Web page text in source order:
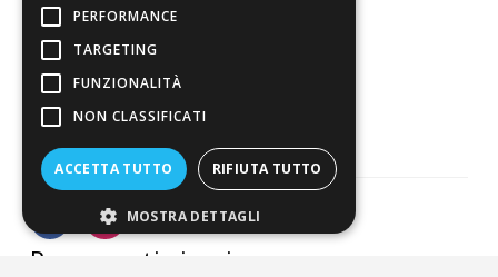
Spedizione
Pagamenti
Resi
Pagamenti sicuri
PERFORMANCE
TARGETING
FUNZIONALITÀ
NON CLASSIFICATI
ACCETTA TUTTO RIFIUTA TUTTO
MOSTRA DETTAGLI